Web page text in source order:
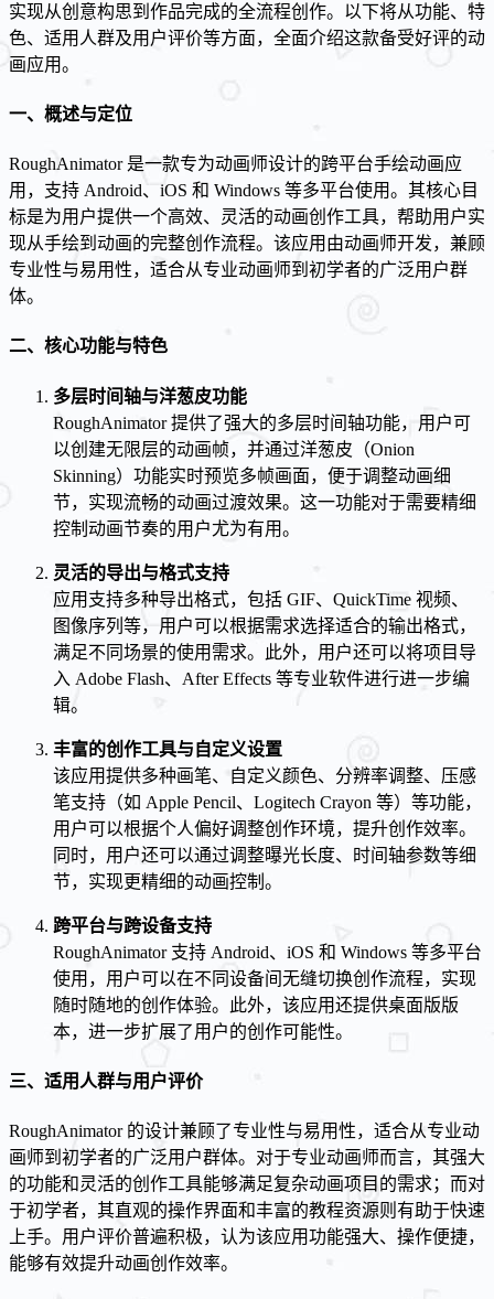
实现从创意构思到作品完成的全流程创作。以下将从功能、特
色、适用人群及用户评价等方面，全面介绍这款备受好评的动
画应用。
一、概述与定位
RoughAnimator 是一款专为动画师设计的跨平台手绘动画应
用，支持 Android、iOS 和 Windows 等多平台使用。其核心目
标是为用户提供一个高效、灵活的动画创作工具，帮助用户实
现从手绘到动画的完整创作流程。该应用由动画师开发，兼顾
专业性与易用性，适合从专业动画师到初学者的广泛用户群
体。
二、核心功能与特色
多层时间轴与洋葱皮功能
RoughAnimator 提供了强大的多层时间轴功能，用户可
以创建无限层的动画帧，并通过洋葱皮（Onion
Skinning）功能实时预览多帧画面，便于调整动画细
节，实现流畅的动画过渡效果。这一功能对于需要精细
控制动画节奏的用户尤为有用。
灵活的导出与格式支持
应用支持多种导出格式，包括 GIF、QuickTime 视频、
图像序列等，用户可以根据需求选择适合的输出格式，
满足不同场景的使用需求。此外，用户还可以将项目导
入 Adobe Flash、After Effects 等专业软件进行进一步编
辑。
丰富的创作工具与自定义设置
该应用提供多种画笔、自定义颜色、分辨率调整、压感
笔支持（如 Apple Pencil、Logitech Crayon 等）等功能，
用户可以根据个人偏好调整创作环境，提升创作效率。
同时，用户还可以通过调整曝光长度、时间轴参数等细
节，实现更精细的动画控制。
跨平台与跨设备支持
RoughAnimator 支持 Android、iOS 和 Windows 等多平台
使用，用户可以在不同设备间无缝切换创作流程，实现
随时随地的创作体验。此外，该应用还提供桌面版版
本，进一步扩展了用户的创作可能性。
三、适用人群与用户评价
RoughAnimator 的设计兼顾了专业性与易用性，适合从专业动
画师到初学者的广泛用户群体。对于专业动画师而言，其强大
的功能和灵活的创作工具能够满足复杂动画项目的需求；而对
于初学者，其直观的操作界面和丰富的教程资源则有助于快速
上手。用户评价普遍积极，认为该应用功能强大、操作便捷，
能够有效提升动画创作效率。